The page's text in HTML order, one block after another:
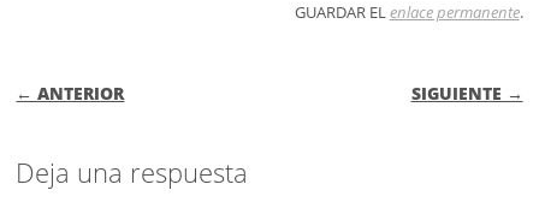
GUARDAR ELenlace permanente.
NAVEGACIÓN DE ENTRADAS
← ANTERIOR SIGUIENTE →
Deja una respuesta